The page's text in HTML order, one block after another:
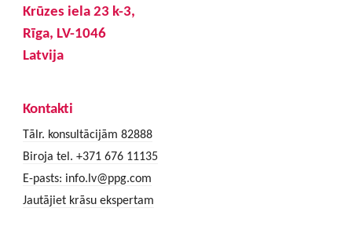
Krūzes iela 23 k-3,
Rīga, LV-1046
Latvija
Kontakti
Tālr. konsultācijām 82888
Biroja tel. +371 676 11135
E-pasts: info.lv@ppg.com
Jautājiet krāsu ekspertam